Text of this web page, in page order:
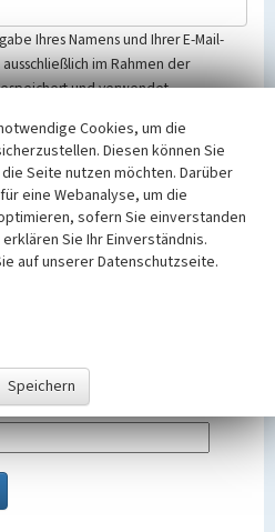
Ihres Namens und Ihrer E-Mail-
im Rahmen der
und verwendet.
entsprechend der Vorschriften des
NRW und der seit
Datenschutzgrundverordnung
beachten Sie bitte unsere
unten das Rechenergebnis aus der
Cookies, um die
Diesen können Sie
Seite nutzen möchten. Darüber
eine Webanalyse, um die
sofern Sie einverstanden
Sie Ihr Einverständnis.
auf unserer Datenschutzseite.